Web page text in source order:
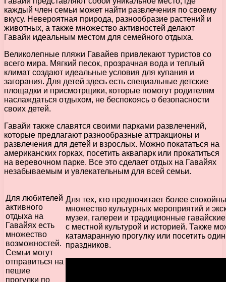
каждый член семьи может найти развлечения по своему
вкусу. Невероятная природа, разнообразие растений и
животных, а также множество активностей делают
Гавайи идеальным местом для семейного отдыха.
Великолепные пляжи Гавайев привлекают туристов со
всего мира. Мягкий песок, прозрачная вода и теплый
климат создают идеальные условия для купания и
загорания. Для детей здесь есть специальные детские
площадки и присмотрщики, которые помогут родителям
наслаждаться отдыхом, не беспокоясь о безопасности
своих детей.
Гавайи также славятся своими парками развлечений,
которые предлагают разнообразные аттракционы и
развлечения для детей и взрослых. Можно покататься на
американских горках, посетить аквапарк или прокатиться
на веревочном парке. Все это сделает отдых на Гавайях
незабываемым и увлекательным для всей семьи.
Для любителей
активного
отдыха на
Гавайях есть
множество
возможностей.
Семьи могут
отправиться на
пешие
прогулки по
Для тех, кто предпочитает более
множество культурных мероприятий и
музеи, галереи и традиционные
с местной культурой и историей. Также
катамаранную прогулку или посетить
праздников.